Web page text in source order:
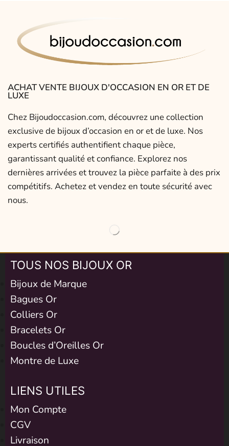
ACHAT VENTE BIJOUX D'OCCASION EN OR ET DE
LUXE
Chez Bijoudoccasion.com, découvrez une collection
exclusive de bijoux d’occasion en or et de luxe. Nos
experts certifiés authentifient chaque pièce,
garantissant qualité et confiance. Explorez nos
dernières arrivées et trouvez la pièce parfaite à des prix
compétitifs. Achetez et vendez en toute sécurité avec
nous.
TOUS NOS BIJOUX OR
Bijoux de Marque
Bagues Or
Colliers Or
Bracelets Or
Boucles d’Oreilles Or
Montre de Luxe
LIENS UTILES
Mon Compte
CGV
Livraison